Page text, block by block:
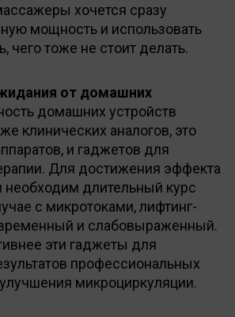
хочется сразу
мощность и использовать
чего тоже не стоит делать.
от домашних
домашних устройств
клинических аналогов, это
и гаджетов для
Для достижения эффекта
необходим длительный курс
с микротоками, лифтинг-
и слабовыраженный.
эти гаджеты для
профессиональных
микроциркуляции.